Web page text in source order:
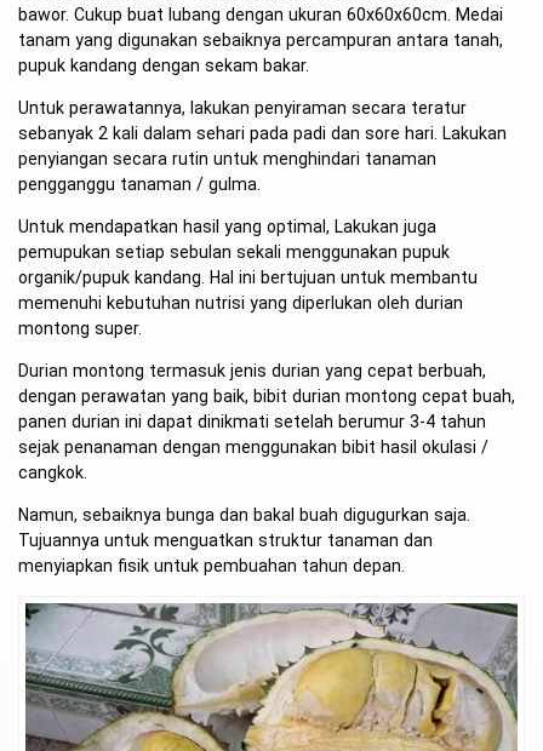
bawor. Cukup buat lubang dengan ukuran 60x60x60cm. Medai
tanam yang digunakan sebaiknya percampuran antara tanah,
pupuk kandang dengan sekam bakar.
Untuk perawatannya, lakukan penyiraman secara teratur
sebanyak 2 kali dalam sehari pada padi dan sore hari. Lakukan
penyiangan secara rutin untuk menghindari tanaman
pengganggu tanaman / gulma.
Untuk mendapatkan hasil yang optimal, Lakukan juga
pemupukan setiap sebulan sekali menggunakan pupuk
organik/pupuk kandang. Hal ini bertujuan untuk membantu
memenuhi kebutuhan nutrisi yang diperlukan oleh durian
montong super.
Durian montong termasuk jenis durian yang cepat berbuah,
dengan perawatan yang baik, bibit durian montong cepat buah,
panen durian ini dapat dinikmati setelah berumur 3-4 tahun
sejak penanaman dengan menggunakan bibit hasil okulasi /
cangkok.
Namun, sebaiknya bunga dan bakal buah digugurkan saja.
Tujuannya untuk menguatkan struktur tanaman dan
menyiapkan fisik untuk pembuahan tahun depan.